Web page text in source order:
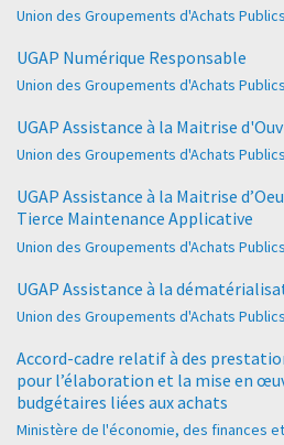
Union des Groupements d'Achats Publics
UGAP Numérique Responsable
Union des Groupements d'Achats Publics
UGAP Assistance à la Maitrise
Union des Groupements d'Achats Publics
UGAP Assistance à la Maitrise
Tierce Maintenance Applicative
Union des Groupements d'Achats Publics
UGAP Assistance à la
Union des Groupements d'Achats Publics
Accord-cadre relatif à des
pour l’élaboration et la mise en
budgétaires liées aux achats
Ministère de l'économie, des finances